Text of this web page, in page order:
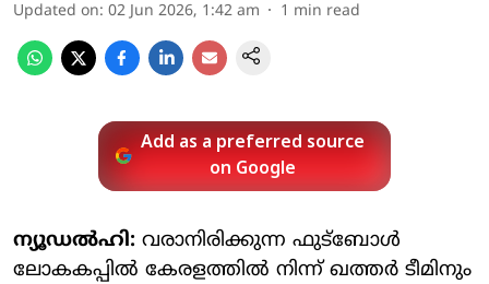
Updated on: 02 Jun 2026, 1:42 am 1 min read
Add as a preferred source
on Google
ന്യൂഡല്‍ഹി: വരാനിരിക്കുന്ന ഫുട്‌ബോള്‍
ലോകകപ്പില്‍ കേരളത്തില്‍ നിന്ന് ഖത്തര്‍ ടീമിനും